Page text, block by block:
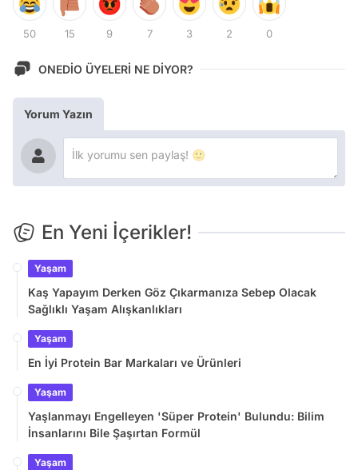
50 15 9 7 3 2 0
ONEDİO ÜYELERİ NE DİYOR?
Yorum Yazın
En Yeni İçerikler!
Yaşam
Kaş Yapayım Derken Göz Çıkarmanıza Sebep Olacak
Sağlıklı Yaşam Alışkanlıkları
Yaşam
En İyi Protein Bar Markaları ve Ürünleri
Yaşam
Yaşlanmayı Engelleyen 'Süper Protein' Bulundu: Bilim
İnsanlarını Bile Şaşırtan Formül
Yaşam